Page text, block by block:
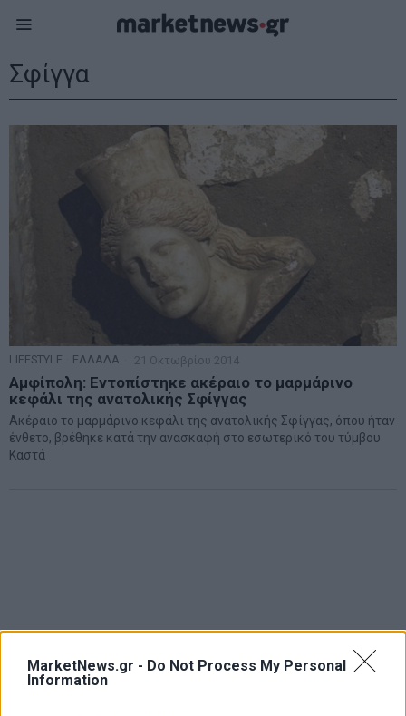
MarketNews.gr - Do Not Process My Personal
Information
Σφίγγα
LIFESTYLE ΕΛΛΑΔΑ 21 Οκτωβρίου 2014
Αμφίπολη: Εντοπίστηκε ακέραιο το μαρμάρινο
κεφάλι της ανατολικής Σφίγγας
Ακέραιο το μαρμάρινο κεφάλι της ανατολικής Σφίγγας, όπου ήταν
ένθετο, βρέθηκε κατά την ανασκαφή στο εσωτερικό του τύμβου
Καστά